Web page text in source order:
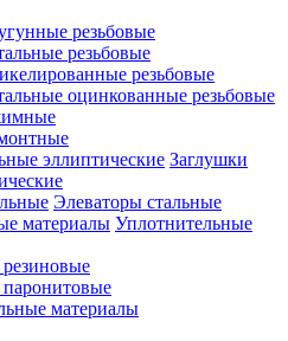
резьбовые
резьбовые
резьбовые
оцинкованные резьбовые
Заглушки
Элеваторы стальные
Уплотнительные
материалы